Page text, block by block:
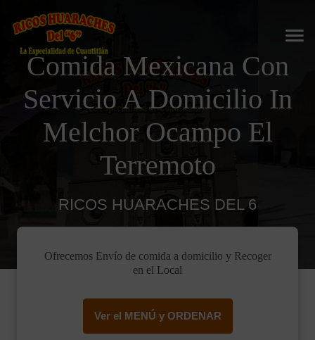
Comida Mexicana Con
Servicio A Domicilio In
Melchor Ocampo El
Terremoto
RICOS HUARACHES DEL 6
Ofrecemos Envío de comida a domicilio y Recoger
en el Local
Ver el MENÚ y ORDENAR